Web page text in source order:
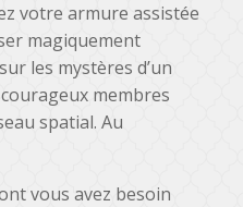
votre armure assistée
magiquement
les mystères d’un
membres
spatial. Au
vous avez besoin